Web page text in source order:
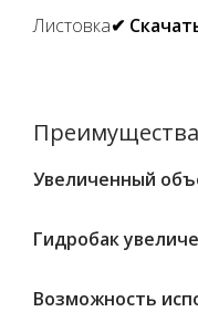
Листовка✔
Преимущества
Увеличенный
Гидробак
Возможность